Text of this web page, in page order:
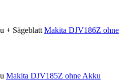
Makita DJV186Z ohne
Makita DJV185Z ohne Akku